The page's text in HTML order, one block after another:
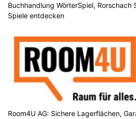
Buchhandlung WörterSpiel, Rorschach
Spiele entdecken
Room4U AG: Sichere Lagerflächen,